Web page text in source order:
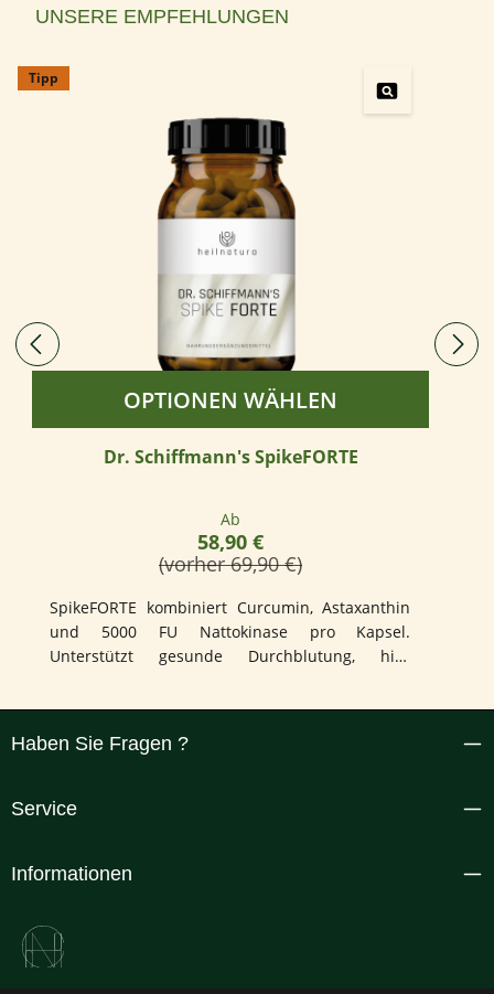
Produktgalerie überspringen
UNSERE EMPFEHLUNGEN
Tipp
OPTIONEN WÄHLEN
Dr. Schiffmann's SpikeFORTE
Regulärer Preis:
Ab
58,90 €
(vorher 69,90 €)
SpikeFORTE kombiniert Curcumin, Astaxanthin
und 5000 FU Nattokinase pro Kapsel.
Unterstützt gesunde Durchblutung, hilft
Haben Sie Fragen ?
Service
Informationen